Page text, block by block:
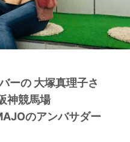
ーの 大塚真理子さ
神競馬場
のアンバサダー
て
ーについて